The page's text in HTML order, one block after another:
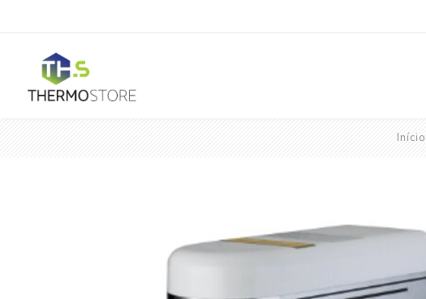
Ar Condicionado
Início